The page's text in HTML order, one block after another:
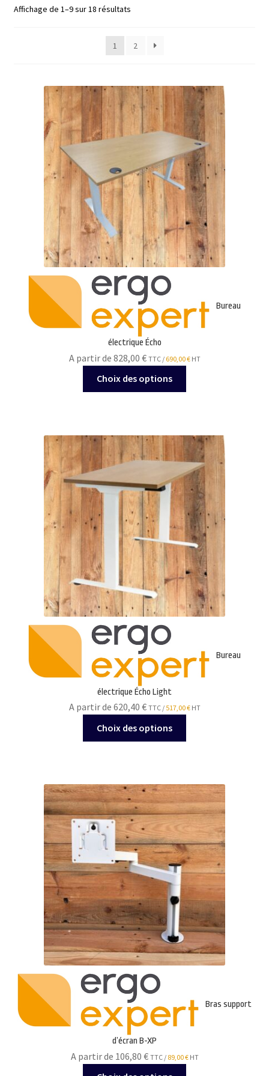
Affichage de 1–9 sur 18 résultatsTrié
récent
ancien
1 2
Bureau
électrique Écho
A partir de 828,00 € TTC / 690,00€ HT
Choix des options
Les
options
peuvent
être
choisies
sur
la
page
du
produit
Bureau
électrique Écho Light
A partir de 620,40 € TTC / 517,00€ HT
Choix des options
variations.
Les
options
peuvent
être
choisies
sur
la
page
du
produit
Bras support
d’écran B-XP
A partir de 106,80 € TTC / 89,00€ HT